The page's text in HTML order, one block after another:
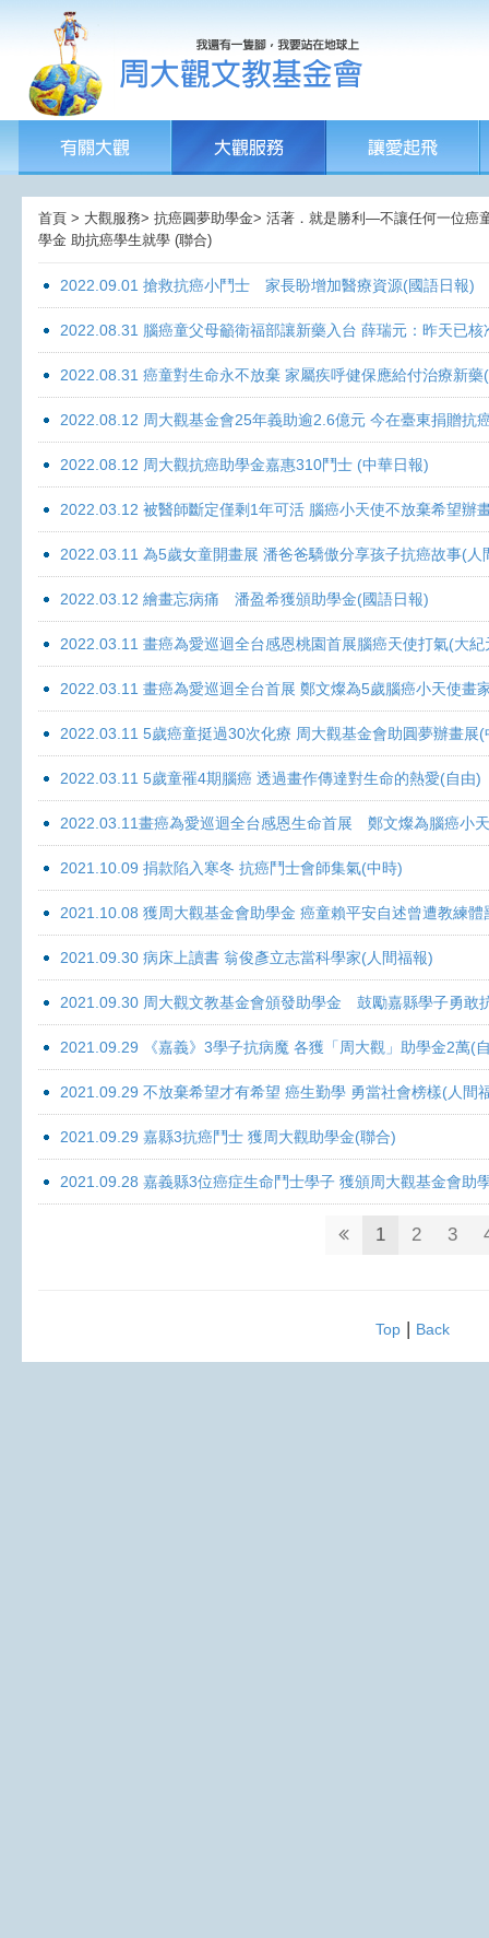
首頁 > 大觀服務> 抗癌圓夢助學金> 活著．就是勝利—不讓任何一位癌
學金 助抗癌學生就學 (聯合)
2022.09.01 搶救抗癌小鬥士 家長盼增加醫療資源(國語日報)
2022.08.31 腦癌童父母籲衛福部讓新藥入台 薛瑞元：昨天已
2022.08.31 癌童對生命永不放棄 家屬疾呼健保應給付治療新藥
2022.08.12 周大觀基金會25年義助逾2.6億元 今在臺東捐贈抗
2022.08.12 周大觀抗癌助學金嘉惠310鬥士 (中華日報)
2022.03.12 被醫師斷定僅剩1年可活 腦癌小天使不放棄希望辦
2022.03.11 為5歲女童開畫展 潘爸爸驕傲分享孩子抗癌故事(人
2022.03.12 繪畫忘病痛 潘盈希獲頒助學金(國語日報)
2022.03.11 畫癌為愛巡迴全台感恩桃園首展腦癌天使打氣(大紀
2022.03.11 畫癌為愛巡迴全台首展 鄭文燦為5歲腦癌小天使畫
2022.03.11 5歲癌童挺過30次化療 周大觀基金會助圓夢辦畫展
2022.03.11 5歲童罹4期腦癌 透過畫作傳達對生命的熱愛(自由)
2022.03.11畫癌為愛巡迴全台感恩生命首展 鄭文燦為腦癌小
2021.10.09 捐款陷入寒冬 抗癌鬥士會師集氣(中時)
2021.10.08 獲周大觀基金會助學金 癌童賴平安自述曾遭教練體
2021.09.30 病床上讀書 翁俊彥立志當科學家(人間福報)
2021.09.30 周大觀文教基金會頒發助學金 鼓勵嘉縣學子勇敢
2021.09.29 《嘉義》3學子抗病魔 各獲「周大觀」助學金2萬(
2021.09.29 不放棄希望才有希望 癌生勤學 勇當社會榜樣(人間
2021.09.29 嘉縣3抗癌鬥士 獲周大觀助學金(聯合)
2021.09.28 嘉義縣3位癌症生命鬥士學子 獲頒周大觀基金會助
1 2 3
Top| Back